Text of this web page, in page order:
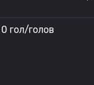
гол/голов